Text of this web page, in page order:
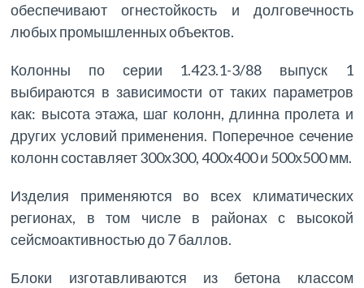
обеспечивают огнестойкость и долговечность
любых промышленных объектов.
Колонны по серии 1.423.1-3/88 выпуск 1
выбираются в зависимости от таких параметров
как: высота этажа, шаг колонн, длинна пролета и
других условий применения. Поперечное сечение
колонн составляет 300х300, 400х400 и 500х500 мм.
Изделия применяются во всех климатических
регионах, в том числе в районах с высокой
сейсмоактивностью до 7 баллов.
Блоки изготавливаются из бетона классом